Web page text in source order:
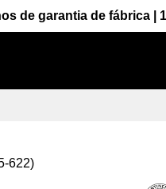
de garantia de fábrica |
622)